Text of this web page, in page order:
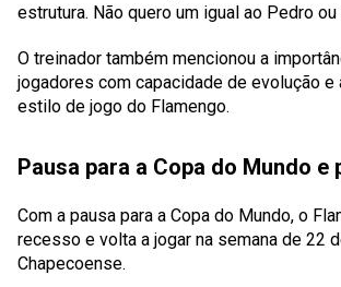
estrutura. Não quero um igual ao Pedro ou
O treinador também mencionou a
jogadores com capacidade de evolução e
estilo de jogo do Flamengo.
Pausa para a Copa do Mundo e
Com a pausa para a Copa do Mundo, o
recesso e volta a jogar na semana de 22
Chapecoense.